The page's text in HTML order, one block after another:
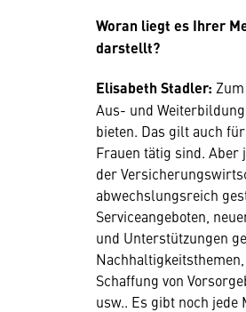
Woran liegt es Ihrer
darstellt?
Elisabeth Stadler:
Aus- und
bieten. Das gilt auch
Frauen tätig sind.
der
abwechslungsreich
Serviceangeboten,
und Unterstützungen
Schaffung von
usw.. Es gibt noch